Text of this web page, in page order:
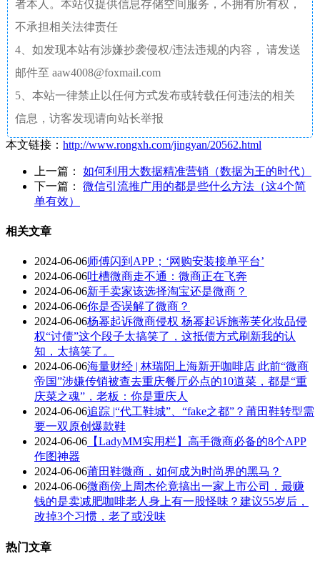
者本人。本站仅提供信息存储空间服务，不拥有所有权，
不承担相关法律责任
4、如发现本站有涉嫌抄袭侵权/违法违规的内容， 请发送
邮件至 aaw4008@foxmail.com
5、本站一律禁止以任何方式发布或转载任何违法的相关
信息，访客发现请向站长举报
本文链接： http://www.rongxh.com/jingyan/20562.html
上一篇： 如何利用大数据精准营销（数据为王的时代）
下一篇： 微信引流推广用的都是些什么方法（这4个简
单有效）
相关文章
2024-06-06师傅闪到APP；‘网购安装接单平台’
2024-06-06吐槽微商走不通：微商正在飞奔
2024-06-06新手卖家该选择淘宝还是微商？
2024-06-06你是否误解了微商？
2024-06-06杨幂起诉微商侵权 杨幂起诉施蒂芙化妆品侵
权“讨债”这个段子太搞笑了，这抵债方式刷新我的认
知，太搞笑了。
2024-06-06海量财经 | 林瑞阳上海新开咖啡店 此前“微商
帝国”涉嫌传销被查去重庆餐厅必点的10道菜，都是“重
庆菜之魂”，老板：你是重庆人
2024-06-06追踪 |“代工鞋城”、“fake之都”？莆田鞋转型需
要一双原创爆款鞋
2024-06-06 【LadyMM实用栏】高手微商必备的8个APP
作图神器
2024-06-06莆田鞋微商，如何成为时尚界的黑马？
2024-06-06微商傍上周杰伦竟搞出一家上市公司，最赚
钱的是卖减肥咖啡老人身上有一股怪味？建议55岁后，
改掉3个习惯，老了或没味
热门文章